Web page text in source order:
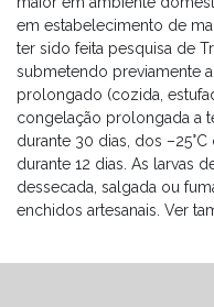
em estabelecimento de
ter sido feita pesquisa de
submetendo previamente
prolongado (cozida,
congelação prolongada a
durante 30 dias, dos
durante 12 dias. As larvas
dessecada, salgada ou
enchidos artesanais. Ver